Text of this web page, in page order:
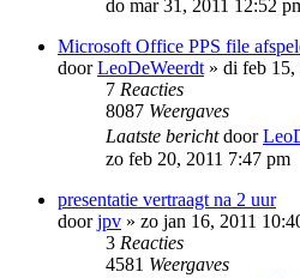
do mar 31, 2011 12:52
Microsoft Office PPS file
doorLeoDeWeerdt » di feb 15,
7 Reacties
8087 Weergaves
Laatste berichtdoor
zo feb 20, 2011 7:47 pm
presentatie vertraagt na 2 uur
doorjpv » zo jan 16, 2011
3 Reacties
4581 Weergaves